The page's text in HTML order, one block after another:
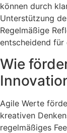
können durch
Unterstützung
Regelmäßige
entscheidend für
Wie
Agile Werte
kreativen
regelmäßiges